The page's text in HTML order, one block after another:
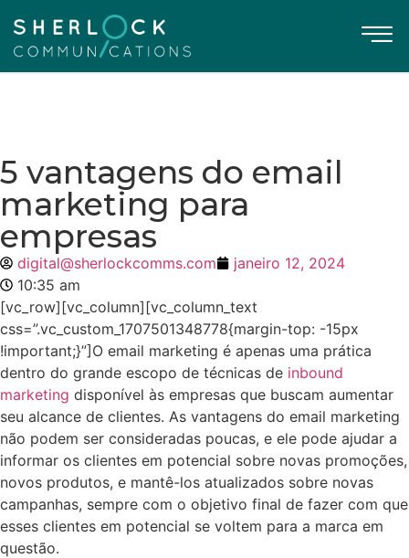
5 vantagens do email
marketing para
empresas
digital@sherlockcomms.com
janeiro 12, 2024
10:35 am
[vc_row][vc_column][vc_column_text
css=”.vc_custom_1707501348778{margin-top: -15px
!important;}”] O email marketing é apenas uma prática
dentro do grande escopo de técnicas de inbound
marketing disponível às empresas que buscam aumentar
seu alcance de clientes. As vantagens do email marketing
não podem ser consideradas poucas, e ele pode ajudar a
informar os clientes em potencial sobre novas promoções,
novos produtos, e mantê-los atualizados sobre novas
campanhas, sempre com o objetivo final de fazer com que
esses clientes em potencial se voltem para a marca em
questão.